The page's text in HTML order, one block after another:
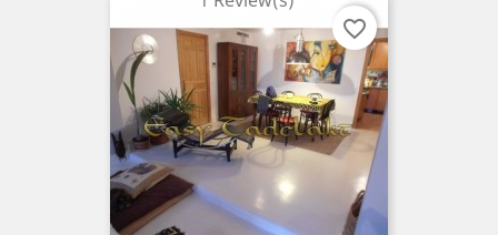
favorite_border